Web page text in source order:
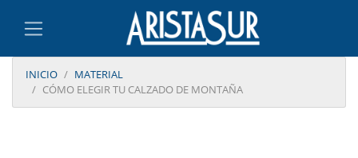
INICIO
MATERIAL
CÓMO ELEGIR TU CALZADO DE MONTAÑA